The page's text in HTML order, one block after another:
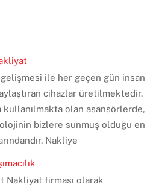
ile her geçen gün insan
cihazlar üretilmektedir.
kullanılmakta olan asansörlerde,
bizlere sunmuş olduğu en
Nakliye
Nakliyat firması olarak